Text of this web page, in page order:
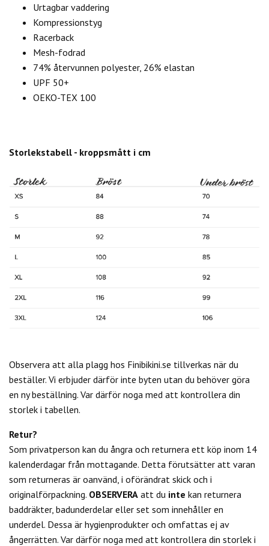
Urtagbar vaddering
Kompressionstyg
Racerback
Mesh-fodrad
74% återvunnen polyester, 26% elastan
UPF 50+
OEKO-TEX 100
Storlekstabell - kroppsmått i cm
Observera att alla plagg hos Finibikini.se tillverkas när du
beställer. Vi erbjuder därför inte byten utan du behöver göra
en ny beställning. Var därför noga med att kontrollera din
storlek i tabellen.
Retur?
Som privatperson kan du ångra och returnera ett köp inom 14
kalenderdagar från mottagande. Detta förutsätter att varan
som returneras är oanvänd, i oförändrat skick och i
originalförpackning. OBSERVERA att du inte kan returnera
baddräkter, badunderdelar eller set som innehåller en
underdel. Dessa är hygienprodukter och omfattas ej av
ångerrätten. Var därför noga med att kontrollera din storlek i